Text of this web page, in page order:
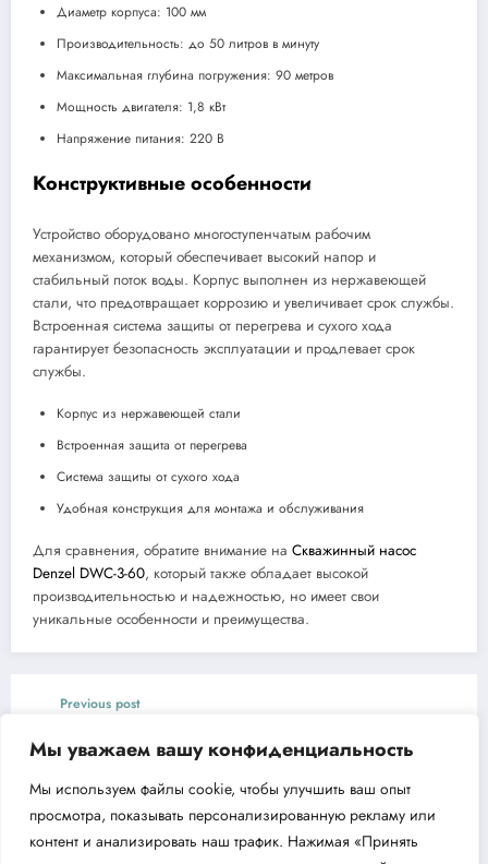
Мы уважаем вашу конфиденциальность
Мы используем файлы cookie, чтобы улучшить ваш опыт
просмотра, показывать персонализированную рекламу или
контент и анализировать наш трафик. Нажимая «Принять
Диаметр корпуса: 100 мм
Производительность: до 50 литров в минуту
Максимальная глубина погружения: 90 метров
Мощность двигателя: 1,8 кВт
Напряжение питания: 220 В
Конструктивные особенности
Устройство оборудовано многоступенчатым рабочим
механизмом, который обеспечивает высокий напор и
стабильный поток воды. Корпус выполнен из нержавеющей
стали, что предотвращает коррозию и увеличивает срок службы.
Встроенная система защиты от перегрева и сухого хода
гарантирует безопасность эксплуатации и продлевает срок
службы.
Корпус из нержавеющей стали
Встроенная защита от перегрева
Система защиты от сухого хода
Удобная конструкция для монтажа и обслуживания
Для сравнения, обратите внимание на Скважинный насос
Denzel DWC-3-60, который также обладает высокой
производительностью и надежностью, но имеет свои
уникальные особенности и преимущества.
Previous post
101
Next post
Все о бензоножницах CHAMPION HT625R